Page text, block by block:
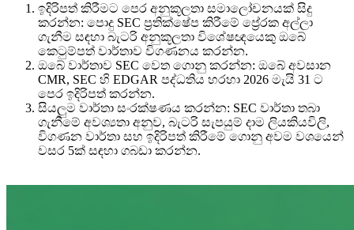
ඉදිරිපත් කිරීමට පෙර අනුකූලතා සමාලෝචනයක් සිදු
කරන්න: පොදු SEC ප්‍රතික්ෂේප කිරීමේ ප්‍රේරක අල්ලා
ගැනීම සඳහා බැටරි අනුකූලතා විශේෂඥයෙකු ඔබේ
කෙටුම්පත් වාර්තාව විගණනය කරන්න.
ඔබේ වාර්තාව SEC වෙත ගොනු කරන්න: ඔබේ අවසාන
CMR, SEC හි EDGAR පද්ධතිය හරහා 2026 මැයි 31 ට
පෙර ඉදිරිපත් කරන්න.
සියලුම වාර්තා සංරක්ෂණය කරන්න: SEC වාර්තා තබා
ගැනීමේ අවශ්‍යතා අනුව, බැටරි සැපයුම් දාම ලියකියවිලි,
විගණන වාර්තා සහ ඉදිරිපත් කිරීමේ ගොනු අවම වශයෙන්
වසර 5ක් සඳහා ගබඩා කරන්න.